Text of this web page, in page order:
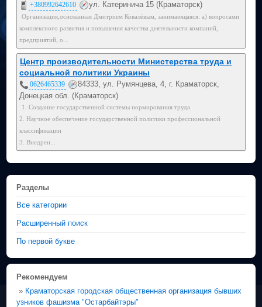
+380992642610 ул. Катеринича 15 (Краматорск)
Организация,основанная Дмитрием Ковалёвым, занимающаяся: а) вопросами
комплексного развития и повышения качества деятельности компаний,
предприятий, о...
Центр производительности Министерства труда и
социальной политики Украины
0626465339
84333, ул. Румянцева, 4, г. Краматорск,
Донецкая обл. (Краматорск)
1. Создание государственной системы нормирования труда
2. Научное обеспечение государственной политики профессиональной
классификации
3. Внедрен...
Разделы
Все категории
Расширенный поиск
По первой букве
Рекомендуем
» Краматорская городская общественная организация бывших
узников фашизма "Остарбайтэры"